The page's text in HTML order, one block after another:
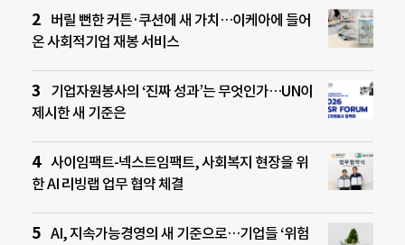
버릴 뻔한 커튼·쿠션에 새 가치…이케아에 들어
온 사회적기업 재봉 서비스
기업자원봉사의 ‘진짜 성과’는 무엇인가…UN이
제시한 새 기준은
사이임팩트-넥스트임팩트, 사회복지 현장을 위
한 AI 리빙랩 업무 협약 체결
AI, 지속가능경영의 새 기준으로…기업들 ‘위험